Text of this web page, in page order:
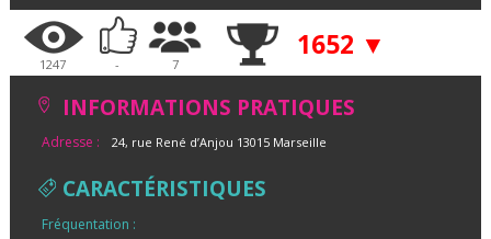
1247 - 7
1652 ▼
INFORMATIONS PRATIQUES
Adresse : 24, rue René d’Anjou 13015 Marseille
CARACTÉRISTIQUES
Fréquentation :